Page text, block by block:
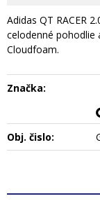
Adidas QT RACER
celodenné pohodlie
Cloudfoam.
Značka:
Obj. čislo: